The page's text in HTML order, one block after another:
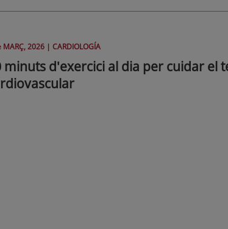
MARÇ, 2026 | CARDIOLOGÍA
minuts d'exercici al dia per cuidar el